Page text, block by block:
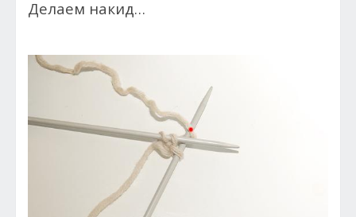
Делаем накид…